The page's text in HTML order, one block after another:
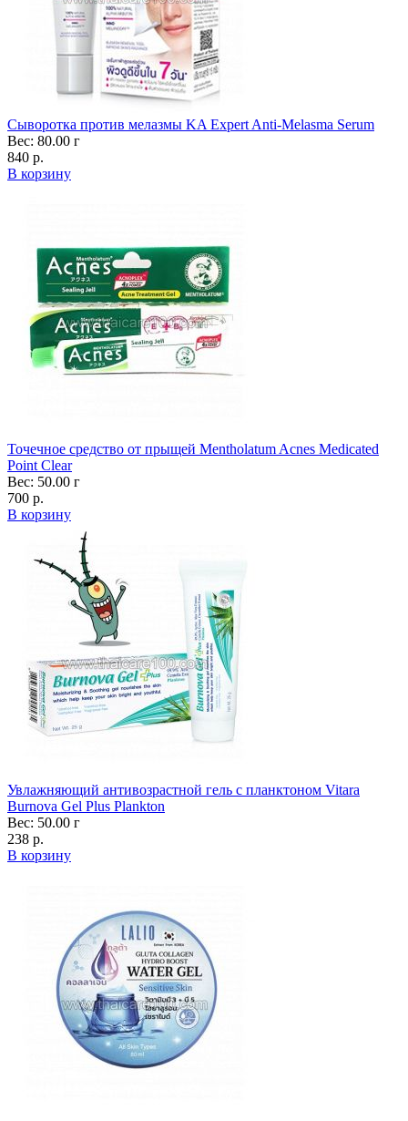
Сыворотка против мелазмы KA Expert Anti-Melasma Serum
Вес: 80.00 г
840 р.
В корзину
Точечное средство от прыщей Mentholatum Acnes Medicated
Point Clear
Вес: 50.00 г
700 р.
В корзину
Увлажняющий антивозрастной гель с планктоном Vitara
Burnova Gel Plus Plankton
Вес: 50.00 г
238 р.
В корзину